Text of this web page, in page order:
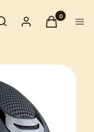
Otwórz wyszukiwarkę
Szukaj Zaloguj sięProdukty w
Koszyk